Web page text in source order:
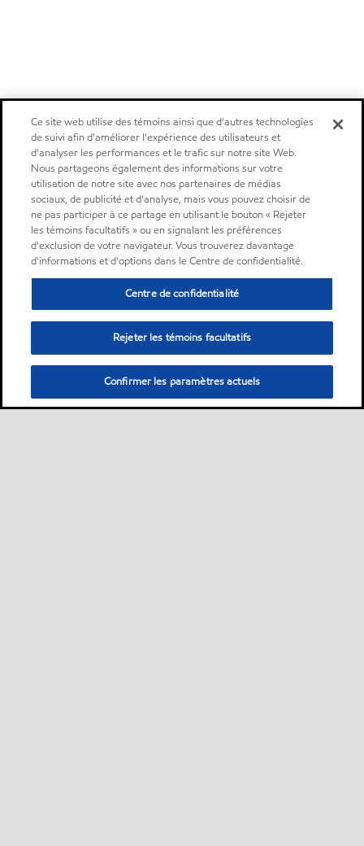
Ce site web utilise des témoins ainsi que d'autres technologies
de suivi afin d'améliorer l'expérience des utilisateurs et
d'analyser les performances et le trafic sur notre site Web.
Nous partageons également des informations sur votre
utilisation de notre site avec nos partenaires de médias
sociaux, de publicité et d'analyse, mais vous pouvez choisir de
ne pas participer à ce partage en utilisant le bouton « Rejeter
les témoins facultatifs » ou en signalant les préférences
d'exclusion de votre navigateur. Vous trouverez davantage
d'informations et d'options dans le Centre de confidentialité.
Centre de confidentialité
Rejeter les témoins facultatifs
Confirmer les paramètres actuels